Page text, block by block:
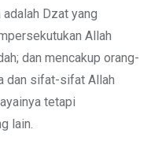
Dzat yang
Allah
dan mencakup orang-
dan sifat-sifat Allah
tetapi
lain.